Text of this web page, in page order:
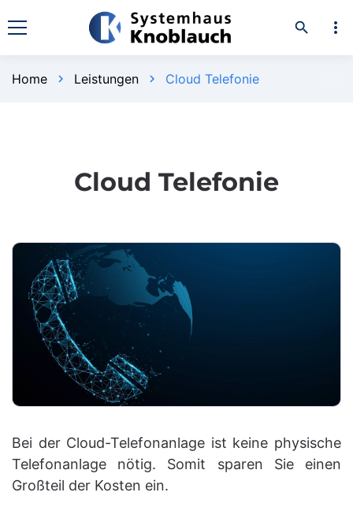
search more_vert
Home chevron_right Leistungen chevron_right Cloud Telefonie
Cloud Telefonie
Bei der Cloud-Telefonanlage ist keine physische
Telefonanlage nötig. Somit sparen Sie einen
Großteil der Kosten ein.